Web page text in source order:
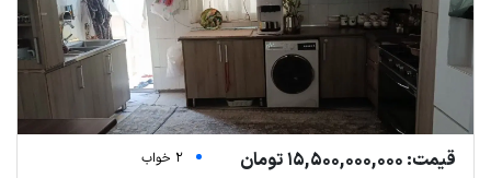
قیمت: 15,500,000,000 تومان
2 خواب